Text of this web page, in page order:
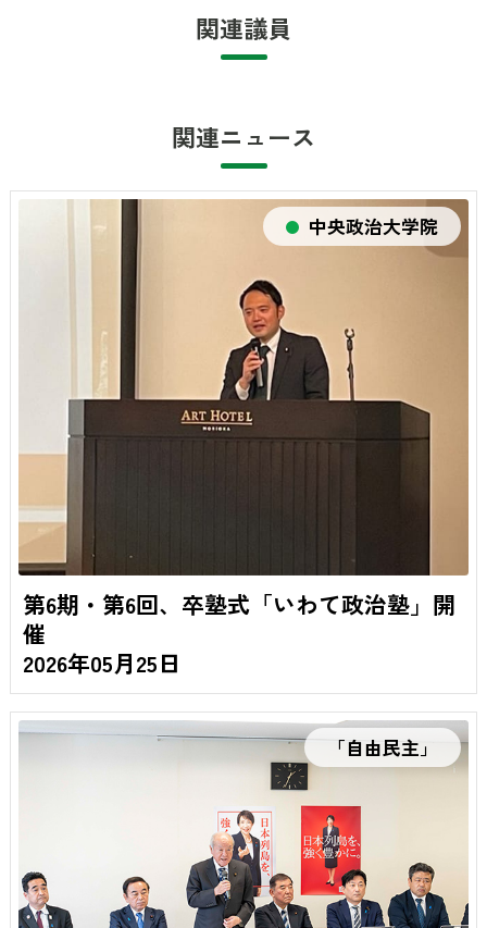
関連議員
関連ニュース
中央政治大学院
第6期・第6回、卒塾式「いわて政治塾」開
催
2026年05月25日
「自由民主」